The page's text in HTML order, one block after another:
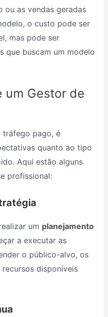
ou as vendas geradas
o custo pode ser
mas pode ser
que buscam um modelo
um Gestor de
tráfego pago, é
quanto ao tipo
Aqui estão alguns
profissional:
um planejamento
a executar as
o público-alvo, os
disponíveis